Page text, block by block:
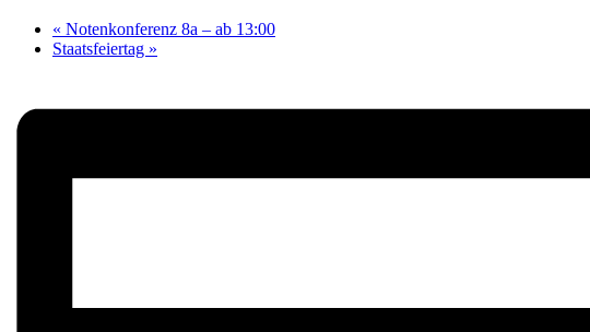
« Notenkonferenz 8a – ab 13:00
Staatsfeiertag »